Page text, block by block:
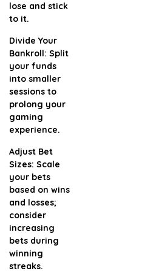
lose and stick
to it.
Divide Your
Bankroll: Split
your funds
into smaller
sessions to
prolong your
gaming
experience.
Adjust Bet
Sizes: Scale
your bets
based on wins
and losses;
consider
increasing
bets during
winning
streaks.